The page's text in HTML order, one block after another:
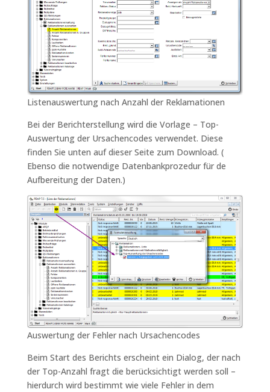
Listenauswertung nach Anzahl der Reklamationen
Bei der Berichterstellung wird die Vorlage – Top-
Auswertung der Ursachencodes verwendet. Diese
finden Sie unten auf dieser Seite zum Download. (
Ebenso die notwendige Datenbankprozedur für de
Aufbereitung der Daten.)
Auswertung der Fehler nach Ursachencodes
Beim Start des Berichts erscheint ein Dialog, der nach
der Top-Anzahl fragt die berücksichtigt werden soll –
hierdurch wird bestimmt wie viele Fehler in dem